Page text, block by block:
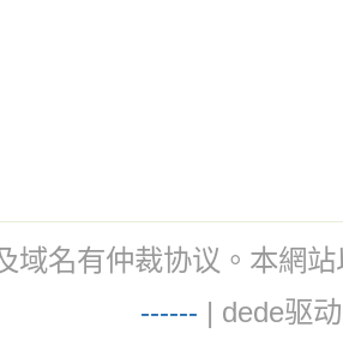
域名有仲裁协议。本網
------ | dede驱